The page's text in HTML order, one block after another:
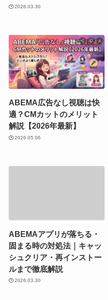
2026.03.30
ABEMA広告なし視聴は快
適？CMカットのメリット
解説【2026年最新】
2026.05.06
ABEMAアプリが落ちる・
固まる時の対処法｜キャッ
シュクリア・再インストー
ルまで徹底解説
2026.03.30